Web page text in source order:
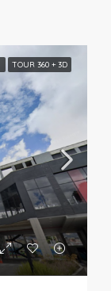
TOUR 360 + 3D